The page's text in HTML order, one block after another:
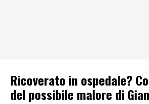
Ricoverato in ospedale?
del possibile malore di